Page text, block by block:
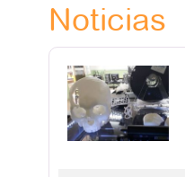
Noticias